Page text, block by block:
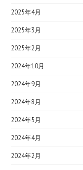
2025年4月
2025年3月
2025年2月
2024年10月
2024年9月
2024年8月
2024年5月
2024年4月
2024年2月